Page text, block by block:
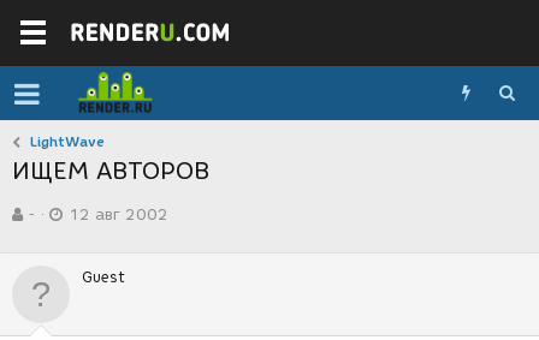
LightWave
ИЩЕМ АВТОРОВ
в
р
-
а
12 авг 2002
Guest